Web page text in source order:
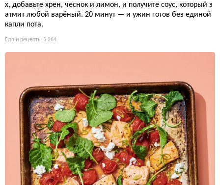
х, добавьте хрен, чеснок и лимон, и получите соус, который з
атмит любой варёный. 20 минут — и ужин готов без единой
капли пота.
Еда и рецепты 5 264